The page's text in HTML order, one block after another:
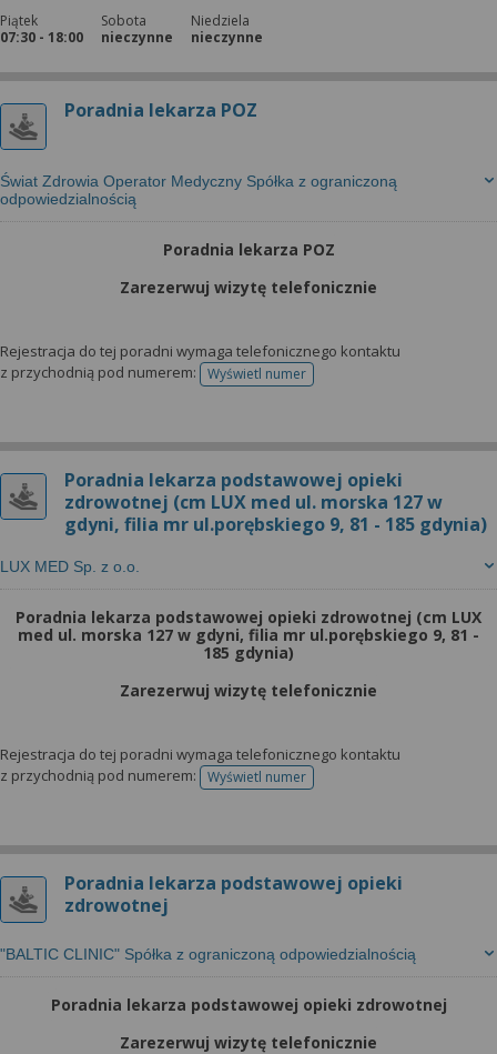
Piątek
07:30 - 18:00
Sobota
nieczynne
Niedziela
nieczynne
Poradnia lekarza POZ
Świat Zdrowia Operator Medyczny Spółka z ograniczoną
odpowiedzialnością
Poradnia lekarza POZ
Zarezerwuj wizytę telefonicznie
Rejestracja do tej poradni wymaga telefonicznego kontaktu
z przychodnią pod numerem:
Wyświetl numertelefonu do rejestracji
Poradnia lekarza podstawowej opieki
zdrowotnej (cm LUX med ul. morska 127 w
gdyni, filia mr ul.porębskiego 9, 81 - 185 gdynia)
LUX MED Sp. z o.o.
Poradnia lekarza podstawowej opieki zdrowotnej (cm LUX
med ul. morska 127 w gdyni, filia mr ul.porębskiego 9, 81 -
185 gdynia)
Zarezerwuj wizytę telefonicznie
Rejestracja do tej poradni wymaga telefonicznego kontaktu
z przychodnią pod numerem:
Wyświetl numertelefonu do rejestracji
Poradnia lekarza podstawowej opieki
zdrowotnej
"BALTIC CLINIC" Spółka z ograniczoną odpowiedzialnością
Poradnia lekarza podstawowej opieki zdrowotnej
Zarezerwuj wizytę telefonicznie